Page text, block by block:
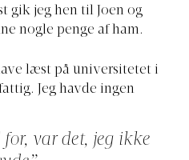
gik jeg hen til Joen og
nogle penge af ham.
læst på universitetet i
Jeg havde ingen
for, var det, jeg ikke